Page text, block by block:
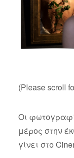
(Please scroll
Οι
μέρος στην
γίνει στο